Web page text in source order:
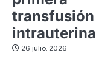
transfusión
intrauterina
26 julio, 2026